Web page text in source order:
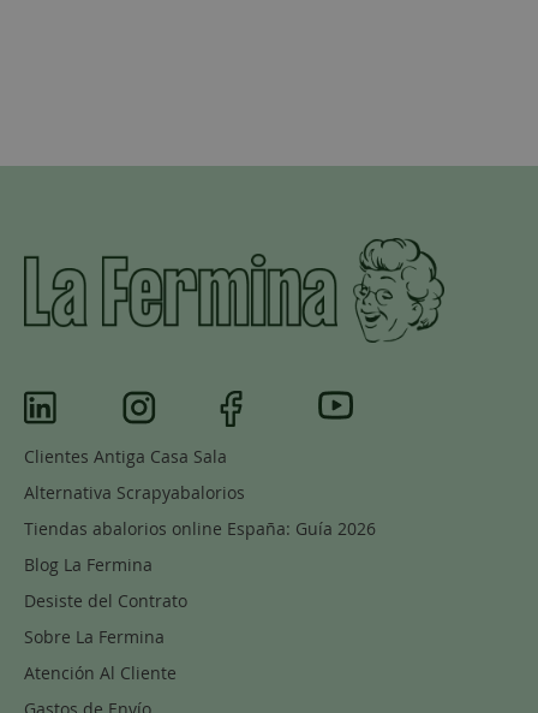
Clientes Antiga Casa Sala
Alternativa Scrapyabalorios
Tiendas abalorios online España: Guía 2026
Blog La Fermina
Desiste del Contrato
Sobre La Fermina
Atención Al Cliente
Gastos de Envío